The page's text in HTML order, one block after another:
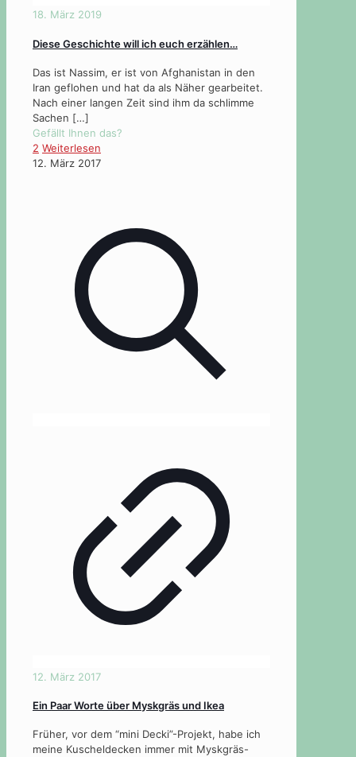
18. März 2019
Diese Geschichte will ich euch erzählen…
Das ist Nassim, er ist von Afghanistan in den
Iran geflohen und hat da als Näher gearbeitet.
Nach einer langen Zeit sind ihm da schlimme
Sachen […]
Gefällt Ihnen das?
2 Weiterlesen
12. März 2017
12. März 2017
Ein Paar Worte über Myskgräs und Ikea
Früher, vor dem “mini Decki”-Projekt, habe ich
meine Kuscheldecken immer mit Myskgräs-